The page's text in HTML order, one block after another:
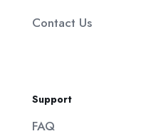
Contact Us
Support
FAQ